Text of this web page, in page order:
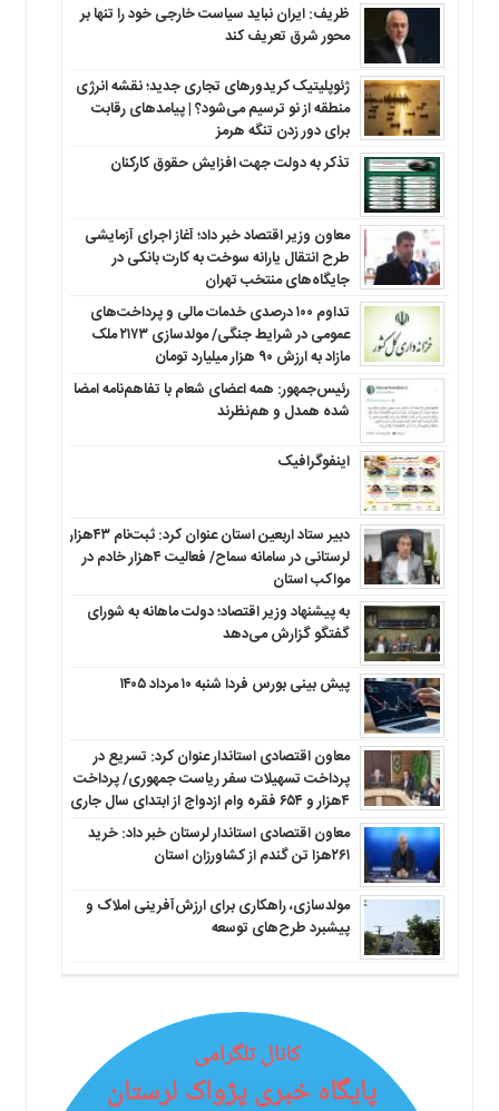
ظریف: ایران نباید سیاست خارجی خود را تنها بر
محور شرق تعریف کند
ژئوپلیتیک کریدورهای تجاری جدید؛ نقشه انرژی
منطقه‌ از نو ترسیم می‌شود؟ | پیامدهای رقابت
برای دور زدن تنگه هرمز
تذکر به دولت جهت افزایش حقوق کارکنان ‌
معاون وزیر اقتصاد خبر داد؛ آغاز اجرای آزمایشی
طرح انتقال یارانه سوخت به کارت بانکی در
جایگاه‌های منتخب تهران
تداوم ۱۰۰ درصدی خدمات مالی و پرداخت‌های
عمومی در شرایط جنگی/ مولدسازی ۲۱۷۳ ملک
مازاد به ارزش ۹۰ هزار میلیارد تومان
رئیس‌جمهور: همه اعضای شعام با تفاهم‌نامه امضا
شده همدل و هم‌نظرند
اینفوگرافیک
دبیر ستاد اربعین استان عنوان کرد: ثبت‌نام ۴۳هزار
لرستانی در سامانه سماح/ فعالیت ۴هزار خادم در
مواکب استان
به پیشنهاد وزیر اقتصاد؛ دولت ماهانه به شورای
گفتگو گزارش می‌دهد
پیش بینی بورس فردا شنبه ۱۰ مرداد ۱۴۰۵
معاون اقتصادی استاندار عنوان کرد: تسریع در
پرداخت تسهیلات سفر ریاست جمهوری/ پرداخت
۴هزار و ۶۵۴ فقره وام ازدواج از ابتدای سال جاری
معاون اقتصادی استاندار لرستان خبر داد: خرید
۲۶۱هزا تن گندم از کشاورزان استان
مولدسازی، راهکاری برای ارزش‌آفرینی املاک و
پیشبرد طرح‌های توسعه